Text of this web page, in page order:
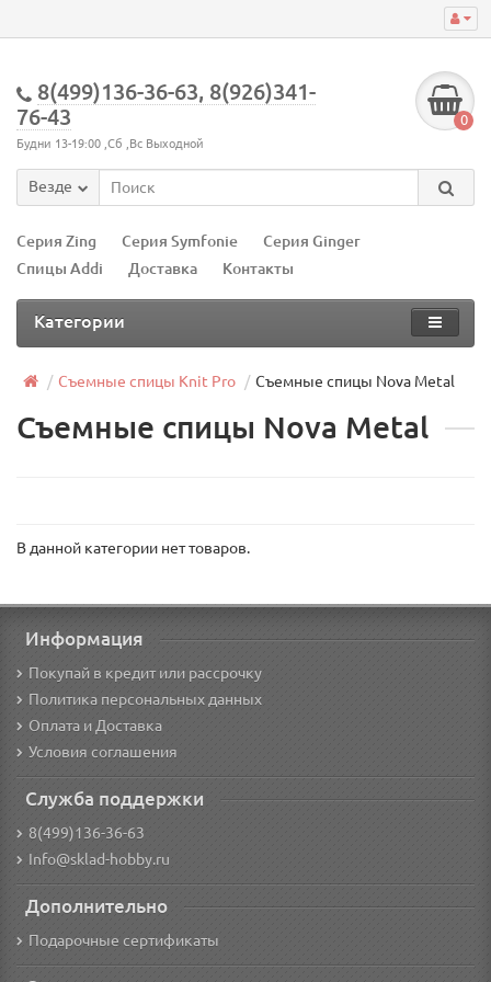
8(499)136-36-63, 8(926)341-
76-43
Будни 13-19:00 ,Сб ,Вс Выходной
0
Везде
Серия Zing Серия Symfonie
Серия Ginger
Спицы Addi
Доставка Контакты
Категории
Съемные спицы Knit Pro Съемные спицы Nova Metal
Съемные спицы Nova Metal
В данной категории нет товаров.
Информация
Покупай в кредит или рассрочку
Политика персональных данных
Оплата и Доставка
Условия соглашения
Служба поддержки
8(499)136-36-63
Info@sklad-hobby.ru
Дополнительно
Подарочные сертификаты